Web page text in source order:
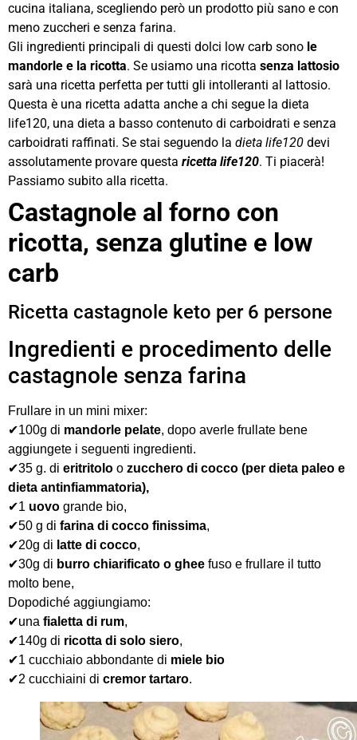
cucina italiana, scegliendo però un prodotto più sano e con
meno zuccheri e senza farina.
Gli ingredienti principali di questi dolci low carb sono le
mandorle e la ricotta. Se usiamo una ricotta senza lattosio
sarà una ricetta perfetta per tutti gli intolleranti al lattosio.
Questa è una ricetta adatta anche a chi segue la dieta
life120, una dieta a basso contenuto di carboidrati e senza
carboidrati raffinati. Se stai seguendo la dieta life120 devi
assolutamente provare questa ricetta life120. Ti piacerà!
Passiamo subito alla ricetta.
Castagnole al forno con
ricotta, senza glutine e low
carb
Ricetta castagnole keto per 6 persone
Ingredienti e procedimento delle
castagnole senza farina
Frullare in un mini mixer:
✔100g di mandorle pelate, dopo averle frullate bene
aggiungete i seguenti ingredienti.
✔35 g. di eritritolo o zucchero di cocco (per dieta paleo e
dieta antinfiammatoria),
✔1 uovo grande bio,
✔50 g di farina di cocco finissima,
✔20g di latte di cocco,
✔30g di burro chiarificato o ghee fuso e frullare il tutto
molto bene,
Dopodiché aggiungiamo:
✔una fialetta di rum,
✔140g di ricotta di solo siero,
✔1 cucchiaio abbondante di miele bio
✔2 cucchiaini di cremor tartaro.